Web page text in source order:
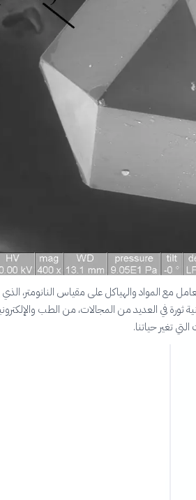
مع المواد والهياكل على مقياس النانومتر، الذي
ثورة في العديد من المجالات، من الطب
تغير حياتنا.